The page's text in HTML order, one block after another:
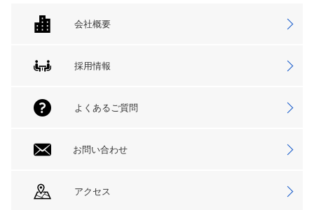
会社概要
採用情報
よくあるご質問
お問い合わせ
アクセス